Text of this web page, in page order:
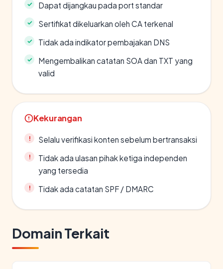
Dapat dijangkau pada port standar
Sertifikat dikeluarkan oleh CA terkenal
Tidak ada indikator pembajakan DNS
Mengembalikan catatan SOA dan TXT yang
valid
Kekurangan
Selalu verifikasi konten sebelum bertransaksi
Tidak ada ulasan pihak ketiga independen
yang tersedia
Tidak ada catatan SPF / DMARC
Domain Terkait